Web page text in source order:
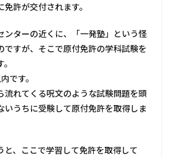
許が交付されます。
ンターの近くに、「一発塾」という怪
ですが、そこで原付免許の学科試験を
です。
流れてくる呪文のような試験問題を頭
いうちに受験して原付免許を取得しま
と、ここで学習して免許を取得して